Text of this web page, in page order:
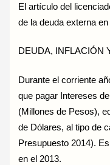
El artículo del
de la deuda externa
DEUDA, INFLACIÓN
Durante el corriente
que pagar Intereses
(Millones de Pesos),
de Dólares, al tipo de
Presupuesto 2014).
en el 2013.